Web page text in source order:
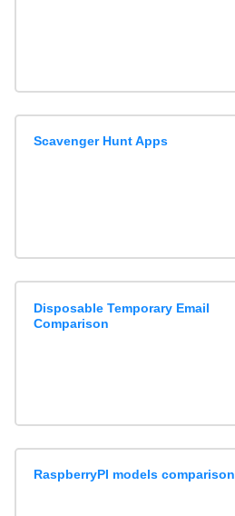
Scavenger Hunt Apps
Disposable Temporary Email
Comparison
RaspberryPI models comparison